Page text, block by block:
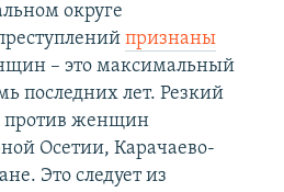
округе
признаны
– это максимальный
последних лет. Резкий
против женщин
Осетии, Карачаево-
Это следует из